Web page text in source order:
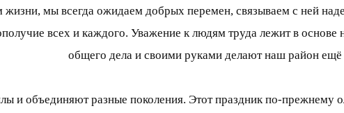
жизни, мы всегда ожидаем добрых перемен, связываем с ней
всех и каждого. Уважение к людям труда лежит в
общего дела и своими руками делают наш район
и объединяют разные поколения. Этот праздник по-прежнему